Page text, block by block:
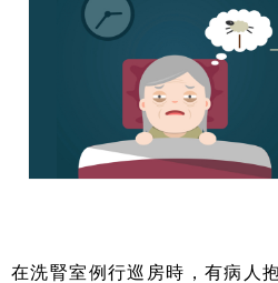
在洗腎室例行巡房時，有病人